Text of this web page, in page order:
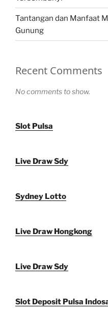
Tantangan dan Manfaat
Gunung
Recent Comments
No comments to show.
Slot Pulsa
Live Draw Sdy
Sydney Lotto
Live Draw Hongkong
Live Draw Sdy
Slot Deposit Pulsa